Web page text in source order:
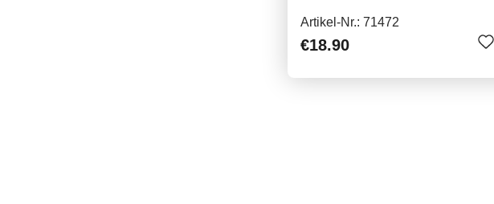
Artikel-Nr.: 71472
€18.90